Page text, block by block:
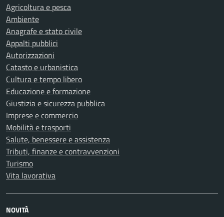
Agricoltura e pesca
Ambiente
Anagrafe e stato civile
Appalti pubblici
Autorizzazioni
Catasto e urbanistica
Cultura e tempo libero
Educazione e formazione
Giustizia e sicurezza pubblica
Imprese e commercio
Mobilità e trasporti
Salute, benessere e assistenza
Tributi, finanze e contravvenzioni
Turismo
Vita lavorativa
NOVITÀ